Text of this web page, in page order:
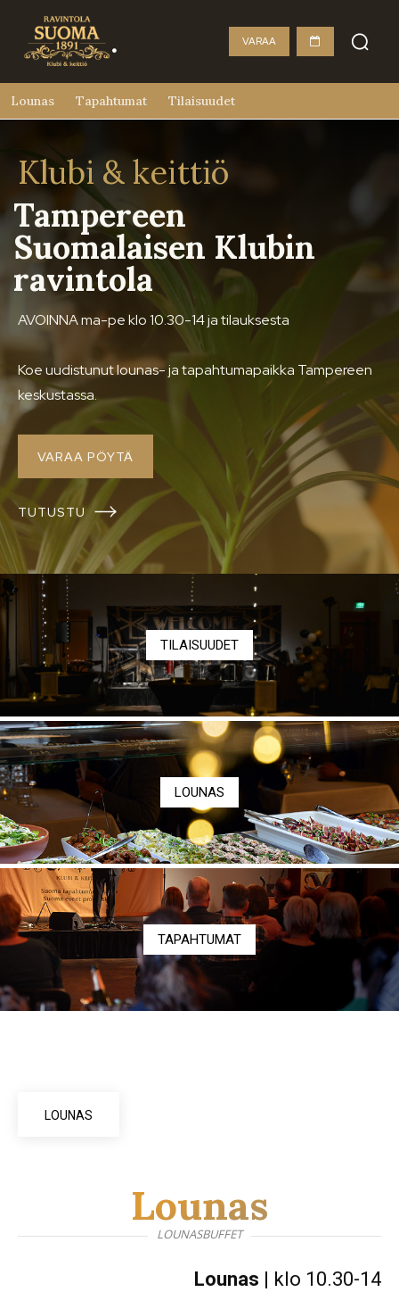
VARAA
Lounas Tapahtumat Tilaisuudet
Klubi & keittiö
Tampereen
Suomalaisen Klubin
ravintola
AVOINNA ma-pe klo 10.30-14 ja tilauksesta
Koe uudistunut lounas- ja tapahtumapaikka Tampereen
keskustassa.
VARAA PÖYTÄ
TUTUSTU
TILAISUUDET
LOUNAS
TAPAHTUMAT
LOUNAS
Lounas
LOUNASBUFFET
Lounas | klo 10.30-14